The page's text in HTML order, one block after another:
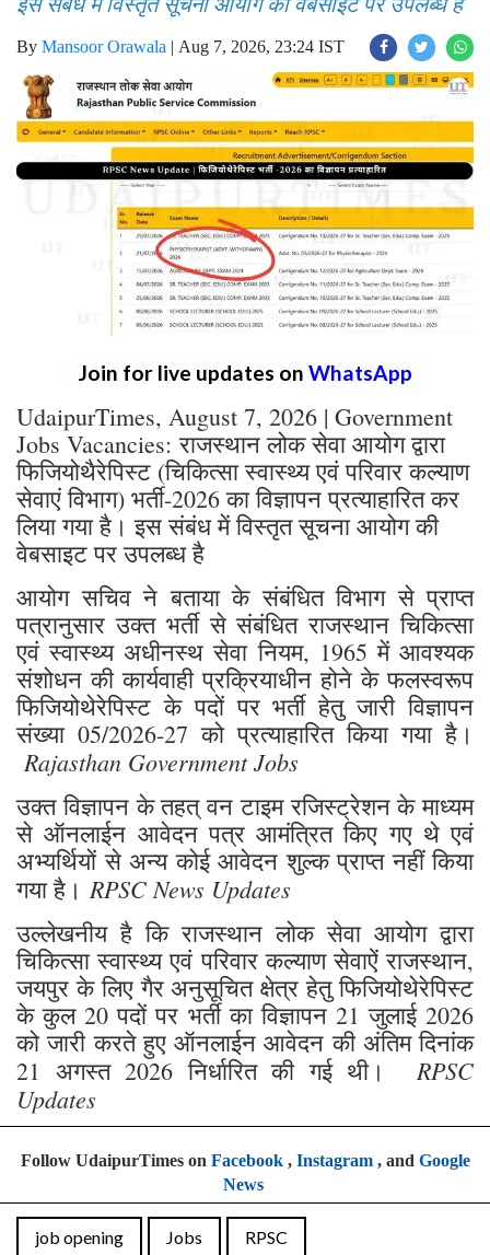
By Mansoor Orawala | Aug 7, 2026, 23:24 IST
Join for live updates on WhatsApp
UdaipurTimes, August 7, 2026 | Government
Jobs Vacancies: राजस्थान लोक सेवा आयोग द्वारा
फिजियोथैरेपिस्ट (चिकित्सा स्वास्थ्य एवं परिवार कल्याण
सेवाएं विभाग) भर्ती-2026 का विज्ञापन प्रत्याहारित कर
लिया गया है। इस संबंध में विस्तृत सूचना आयोग की
वेबसाइट पर उपलब्ध है
आयोग सचिव ने बताया के संबंधित विभाग से प्राप्त
पत्रानुसार उक्त भर्ती से संबंधित राजस्थान चिकित्सा
एवं स्वास्थ्य अधीनस्थ सेवा नियम, 1965 में आवश्यक
संशोधन की कार्यवाही प्रक्रियाधीन होने के फलस्वरूप
फिजियोथेरेपिस्ट के पदों पर भर्ती हेतु जारी विज्ञापन
संख्या 05/2026-27 को प्रत्याहारित किया गया है।
Rajasthan Government Jobs
उक्त विज्ञापन के तहत् वन टाइम रजिस्ट्रेशन के माध्यम
से ऑनलाईन आवेदन पत्र आमंत्रित किए गए थे एवं
अभ्यर्थियों से अन्य कोई आवेदन शुल्क प्राप्त नहीं किया
गया है। RPSC News Updates
उल्लेखनीय है कि राजस्थान लोक सेवा आयोग द्वारा
चिकित्सा स्वास्थ्य एवं परिवार कल्याण सेवाऐं राजस्थान,
जयपुर के लिए गैर अनुसूचित क्षेत्र हेतु फिजियोथेरेपिस्ट
के कुल 20 पदों पर भर्ती का विज्ञापन 21 जुलाई 2026
को जारी करते हुए ऑनलाईन आवेदन की अंतिम दिनांक
21 अगस्त 2026 निर्धारित की गई थी। RPSC
Updates
Follow UdaipurTimes on Facebook, Instagram, and Google
News
job opening Jobs RPSC